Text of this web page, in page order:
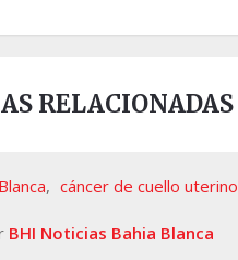
RELACIONADAS
, cáncer de cuello uterino
BHI Noticias Bahia Blanca